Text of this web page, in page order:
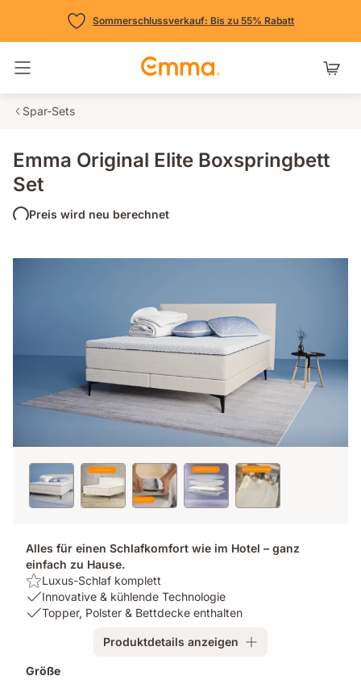
Sommerschlussverkauf: Bis zu 55% Rabatt
Navigation umschalten
Spar-Sets
Emma Original Elite Boxspringbett
Set
Preis wird neu berechnet
Alles für einen Schlafkomfort wie im Hotel – ganz
einfach zu Hause.
Highlight:
Luxus-
Schlaf
Luxus-Schlaf komplett
USP
1:
Technologie
Innovative & kühlende Technologie
USP
&
Topper, Polster & Bettdecke enthalten
Produktdetails anzeigen
Zusatzprodukte
Größe